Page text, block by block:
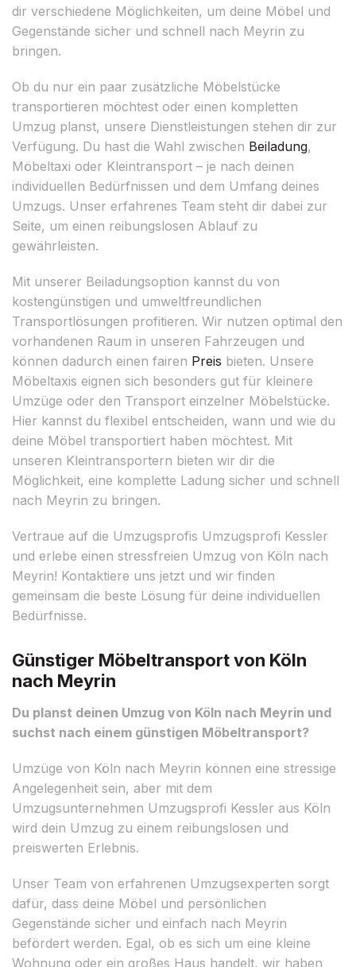
dir verschiedene Möglichkeiten, um deine Möbel und
Gegenstände sicher und schnell nach Meyrin zu
bringen.
Ob du nur ein paar zusätzliche Möbelstücke
transportieren möchtest oder einen kompletten
Umzug planst, unsere Dienstleistungen stehen dir zur
Verfügung. Du hast die Wahl zwischen Beiladung,
Möbeltaxi oder Kleintransport – je nach deinen
individuellen Bedürfnissen und dem Umfang deines
Umzugs. Unser erfahrenes Team steht dir dabei zur
Seite, um einen reibungslosen Ablauf zu
gewährleisten.
Mit unserer Beiladungsoption kannst du von
kostengünstigen und umweltfreundlichen
Transportlösungen profitieren. Wir nutzen optimal den
vorhandenen Raum in unseren Fahrzeugen und
können dadurch einen fairen Preis bieten. Unsere
Möbeltaxis eignen sich besonders gut für kleinere
Umzüge oder den Transport einzelner Möbelstücke.
Hier kannst du flexibel entscheiden, wann und wie du
deine Möbel transportiert haben möchtest. Mit
unseren Kleintransportern bieten wir dir die
Möglichkeit, eine komplette Ladung sicher und schnell
nach Meyrin zu bringen.
Vertraue auf die Umzugsprofis Umzugsprofi Kessler
und erlebe einen stressfreien Umzug von Köln nach
Meyrin! Kontaktiere uns jetzt und wir finden
gemeinsam die beste Lösung für deine individuellen
Bedürfnisse.
Günstiger Möbeltransport von Köln
nach Meyrin
Du planst deinen Umzug von Köln nach Meyrin und
suchst nach einem günstigen Möbeltransport?
Umzüge von Köln nach Meyrin können eine stressige
Angelegenheit sein, aber mit dem
Umzugsunternehmen Umzugsprofi Kessler aus Köln
wird dein Umzug zu einem reibungslosen und
preiswerten Erlebnis.
Unser Team von erfahrenen Umzugsexperten sorgt
dafür, dass deine Möbel und persönlichen
Gegenstände sicher und einfach nach Meyrin
befördert werden. Egal, ob es sich um eine kleine
Wohnung oder ein großes Haus handelt, wir haben